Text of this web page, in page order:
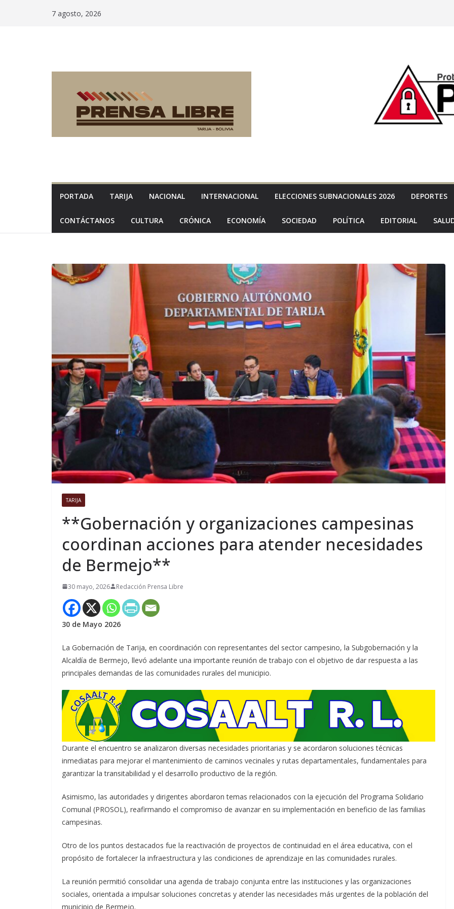
7 agosto, 2026
PORTADA TARIJA NACIONAL INTERNACIONAL ELECCIONES SUBNACIONALES 2026 DEPORTES
CONTÁCTANOS CULTURA CRÓNICA ECONOMÍA SOCIEDAD POLÍTICA EDITORIAL
TARIJA
**Gobernación y organizaciones campesinas
coordinan acciones para atender necesidades
de Bermejo**
30 mayo, 2026 Redacción Prensa Libre
30 de Mayo 2026
La Gobernación de Tarija, en coordinación con representantes del sector campesino, la Subgobernación y la
Alcaldía de Bermejo, llevó adelante una importante reunión de trabajo con el objetivo de dar respuesta a las
principales demandas de las comunidades rurales del municipio.
Durante el encuentro se analizaron diversas necesidades prioritarias y se acordaron soluciones técnicas
inmediatas para mejorar el mantenimiento de caminos vecinales y rutas departamentales, fundamentales para
garantizar la transitabilidad y el desarrollo productivo de la región.
Asimismo, las autoridades y dirigentes abordaron temas relacionados con la ejecución del Programa Solidario
Comunal (PROSOL), reafirmando el compromiso de avanzar en su implementación en beneficio de las familias
campesinas.
Otro de los puntos destacados fue la reactivación de proyectos de continuidad en el área educativa, con el
propósito de fortalecer la infraestructura y las condiciones de aprendizaje en las comunidades rurales.
La reunión permitió consolidar una agenda de trabajo conjunta entre las instituciones y las organizaciones
sociales, orientada a impulsar soluciones concretas y atender las necesidades más urgentes de la población del
municipio de Bermejo.